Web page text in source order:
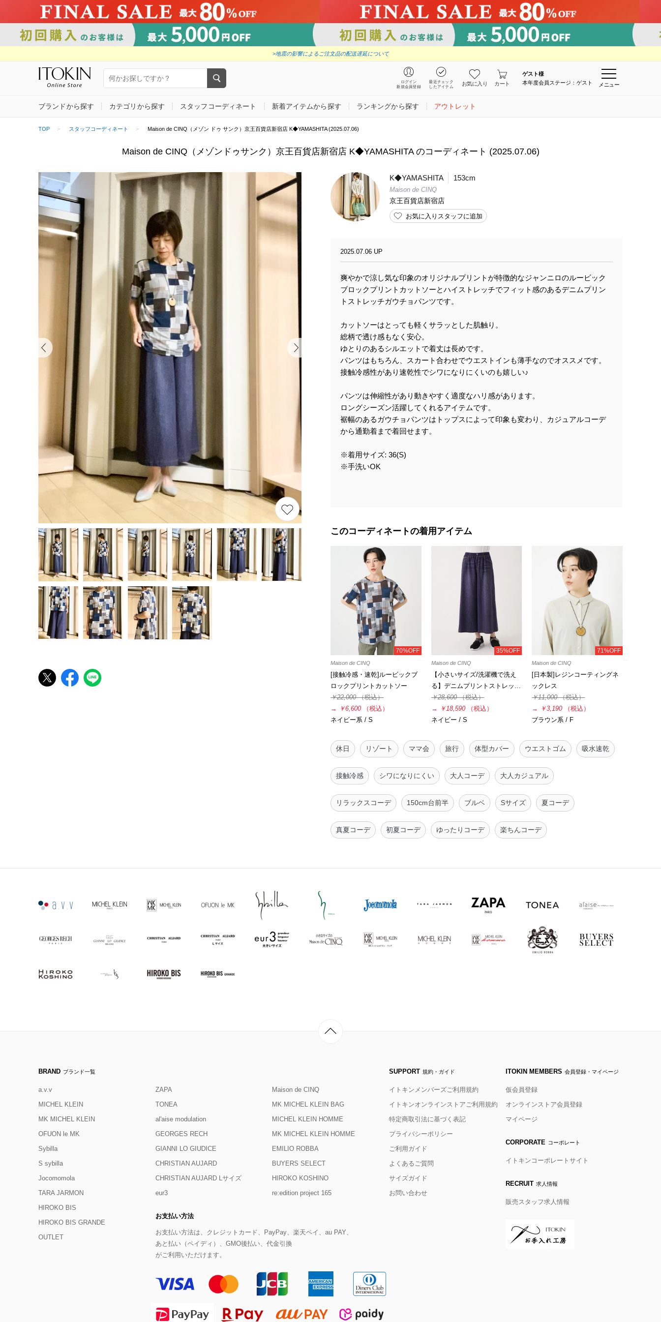
>地震の影響によるご注文品の配送遅延について
ログイン
新規会員登録
最近チェック
したアイテム
お気に入り カート
ゲスト様
本年度会員ステージ：ゲスト
メニュー
ブランドから探す カテゴリから探す スタッフコーディネート 新着アイテムから探す ランキングから探す アウトレット
TOP スタッフコーディネート Maison de CINQ（メゾン ドゥ サンク）京王百貨店新宿店 K◆YAMASHITA (2025.07.06)
Maison de CINQ（メゾンドゥサンク）京王百貨店新宿店 K◆YAMASHITA のコーディネート (2025.07.06)
K◆YAMASHITA 153cm
Maison de CINQ
京王百貨店新宿店
お気に入りスタッフに追加
2025.07.06 UP
爽やかで涼し気な印象のオリジナルプリントが特徴的なジャンニロのルービック
ブロックプリントカットソーとハイストレッチでフィット感のあるデニムプリン
トストレッチガウチョパンツです。
カットソーはとっても軽くサラッとした肌触り。
総柄で透け感もなく安心。
ゆとりのあるシルエットで着丈は長めです。
パンツはもちろん、スカート合わせでウエストインも薄手なのでオススメです。
接触冷感性があり速乾性でシワになりにくいのも嬉しい♪
パンツは伸縮性があり動きやすく適度なハリ感があります。
ロングシーズン活躍してくれるアイテムです。
裾幅のあるガウチョパンツはトップスによって印象も変わり、カジュアルコーデ
から通勤着まで着回せます。
※着用サイズ: 36(S)
※手洗いOK
このコーディネートの着用アイテム
70%OFF
Maison de CINQ
[接触冷感・速乾]ルービックブ
ロックプリントカットソー
￥22,000（税込）
→
￥6,600
（税込）
ネイビー系 / S
35%OFF
Maison de CINQ
【小さいサイズ/洗濯機で洗え
る】デニムプリントストレッ…
￥28,600（税込）
→
￥18,590
（税込）
ネイビー / S
71%OFF
Maison de CINQ
[日本製]レジンコーティングネ
ックレス
￥11,000（税込）
→
￥3,190
（税込）
ブラウン系 / F
休日 リゾート ママ会 旅行 体型カバー ウエストゴム 吸水速乾
接触冷感 シワになりにくい 大人コーデ 大人カジュアル
リラックスコーデ 150cm台前半 ブルベ Sサイズ 夏コーデ
真夏コーデ 初夏コーデ ゆったりコーデ 楽ちんコーデ
BRAND ブランド一覧
a.v.v
MICHEL KLEIN
MK MICHEL KLEIN
OFUON le MK
Sybilla
S sybilla
Jocomomola
TARA JARMON
ZAPA
TONEA
al'aise modulation
GEORGES RECH
GIANNI LO GIUDICE
CHRISTIAN AUJARD
CHRISTIAN AUJARD Lサイズ
eur3
Maison de CINQ
MK MICHEL KLEIN BAG
MICHEL KLEIN HOMME
MK MICHEL KLEIN HOMME
EMILIO ROBBA
BUYERS SELECT
HIROKO KOSHINO
re:edition project 165
HIROKO BIS
HIROKO BIS GRANDE
OUTLET
お支払い方法
お支払い方法は、クレジットカード、PayPay、楽天ペイ、au PAY、
あと払い（ペイディ）、GMO後払い、代金引換
がご利用いただけます。
SUPPORT 規約・ガイド
イトキンメンバーズご利用規約
イトキンオンラインストアご利用規約
特定商取引法に基づく表記
プライバシーポリシー
ご利用ガイド
よくあるご質問
サイズガイド
お問い合わせ
ITOKIN MEMBERS 会員登録・マイページ
仮会員登録
オンラインストア会員登録
マイページ
CORPORATE コーポレート
イトキンコーポレートサイト
RECRUIT 求人情報
販売スタッフ求人情報